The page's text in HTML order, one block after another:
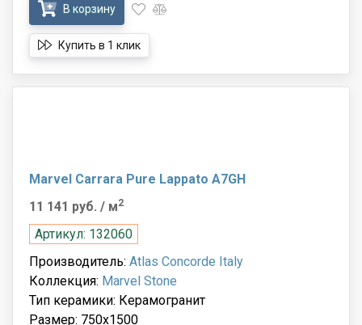
В корзину
Купить в 1 клик
Marvel Carrara Pure Lappato A7GH
11 141 руб. / м2
Артикул: 132060
Производитель: Atlas Concorde Italy
Коллекция: Marvel Stone
Тип керамики: Керамогранит
Размер: 750x1500